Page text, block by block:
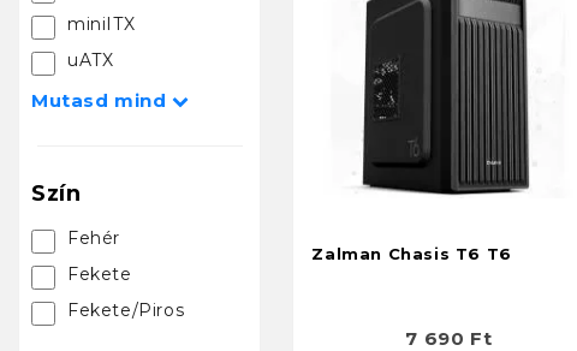
miniITX
uATX
Mutasd mind
Szín
Fehér
Fekete
Fekete/Piros
Zalman Chasis T6 T6
7 690 Ft